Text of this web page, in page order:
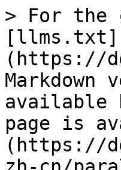
> For the
[llms.txt]
(https://
Markdown
available
page is
(https://